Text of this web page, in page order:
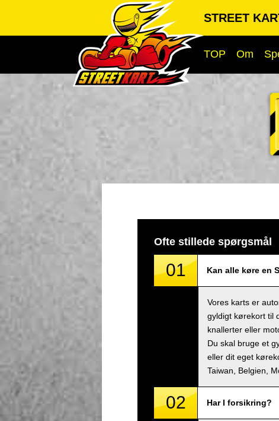
STREET
TOP Om
Ofte stillede spørgsmål
01 Kan alle køre en
Vores karts er
gyldigt kørekort til
knallerter eller
Du skal bruge et
eller dit eget
Taiwan, Belgien,
02 Har I forsikring?